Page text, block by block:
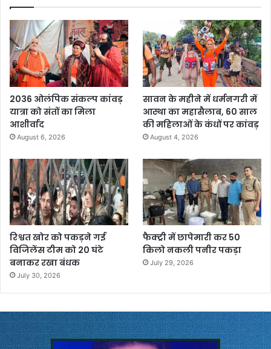
2036 ओलंपिक संकल्प कांवड़
यात्रा को संतों का मिला
आशीर्वाद
August 6, 2026
सावन के महीने में धर्मनगरी में
आस्था का महासैलाब, 60 साल
की महिलाओं के कंधों पर कांवड़
August 4, 2026
रिश्वत खोर को पकड़ने गई
विजिलेंस टीम को 20 घंटे
बनाकर रखा बंधक
July 30, 2026
फैक्ट्री में छापेमारी कर 50
किलो नकली पनीर पकड़ा
July 29, 2026